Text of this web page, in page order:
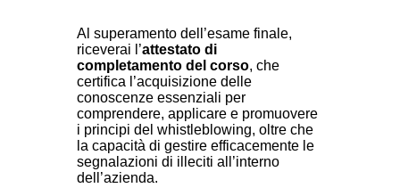
Al superamento dell’esame finale,
riceverai l’attestato di
completamento del corso, che
certifica l’acquisizione delle
conoscenze essenziali per
comprendere, applicare e promuovere
i principi del whistleblowing, oltre che
la capacità di gestire efficacemente le
segnalazioni di illeciti all’interno
dell’azienda.